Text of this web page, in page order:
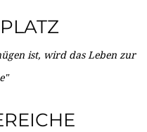
ist, wird das Leben zur